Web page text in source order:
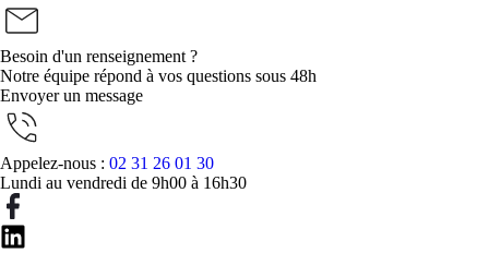
Besoin d'un renseignement ?
Notre équipe répond à vos questions sous 48h
Envoyer un message
Appelez-nous : 02 31 26 01 30
Lundi au vendredi de 9h00 à 16h30